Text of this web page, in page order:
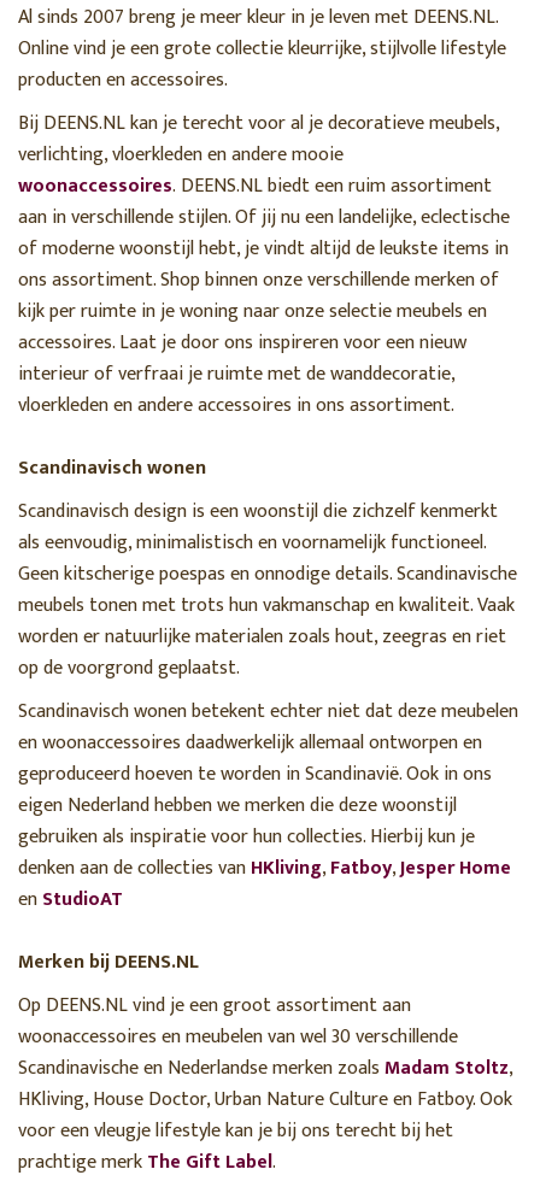
Al sinds 2007 breng je meer kleur in je leven met DEENS.NL.
Online vind je een grote collectie kleurrijke, stijlvolle lifestyle
producten en accessoires.
Bij DEENS.NL kan je terecht voor al je decoratieve meubels,
verlichting, vloerkleden en andere mooie
woonaccessoires. DEENS.NL biedt een ruim assortiment
aan in verschillende stijlen. Of jij nu een landelijke, eclectische
of moderne woonstijl hebt, je vindt altijd de leukste items in
ons assortiment. Shop binnen onze verschillende merken of
kijk per ruimte in je woning naar onze selectie meubels en
accessoires. Laat je door ons inspireren voor een nieuw
interieur of verfraai je ruimte met de wanddecoratie,
vloerkleden en andere accessoires in ons assortiment.
Scandinavisch wonen
Scandinavisch design is een woonstijl die zichzelf kenmerkt
als eenvoudig, minimalistisch en voornamelijk functioneel.
Geen kitscherige poespas en onnodige details. Scandinavische
meubels tonen met trots hun vakmanschap en kwaliteit. Vaak
worden er natuurlijke materialen zoals hout, zeegras en riet
op de voorgrond geplaatst.
Scandinavisch wonen betekent echter niet dat deze meubelen
en woonaccessoires daadwerkelijk allemaal ontworpen en
geproduceerd hoeven te worden in Scandinavië. Ook in ons
eigen Nederland hebben we merken die deze woonstijl
gebruiken als inspiratie voor hun collecties. Hierbij kun je
denken aan de collecties vanHKliving,Fatboy,Jesper Home
enStudioAT
Merken bij DEENS.NL
Op DEENS.NL vind je een groot assortiment aan
woonaccessoires en meubelen van wel 30 verschillende
Scandinavische en Nederlandse merken zoalsMadam Stoltz,
HKliving, House Doctor, Urban Nature Culture en Fatboy. Ook
voor een vleugje lifestyle kan je bij ons terecht bij het
prachtige merkThe Gift Label.